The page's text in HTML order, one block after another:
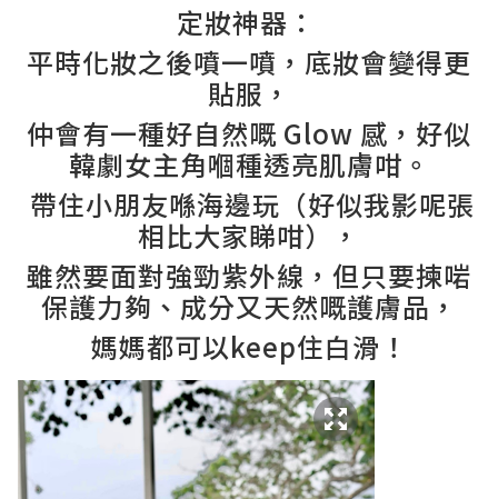
定妝神器：
平時化妝之後噴一噴，底妝會變得更
貼服，
仲會有一種好自然嘅 Glow 感，好似
韓劇女主角嗰種透亮肌膚咁。
帶住小朋友喺海邊玩（好似我影呢張
相比大家睇咁），
雖然要面對強勁紫外線，但只要揀啱
保護力夠、成分又天然嘅護膚品，
媽媽都可以keep住白滑！